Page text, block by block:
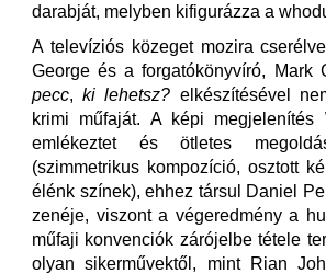
darabját, melyben kifigurázza a
A televíziós közeget mozira
George és a forgatókönyvíró, Mark
pecc,ki lehetsz? elkészítésével
krimi műfaját. A képi megjelenítés
emlékeztet és ötletes
(szimmetrikus kompozíció, osztott
élénk színek), ehhez társul Daniel
zenéje, viszont a végeredmény a
műfaji konvenciók zárójelbe tétele
olyan sikerművektől, mint Rian